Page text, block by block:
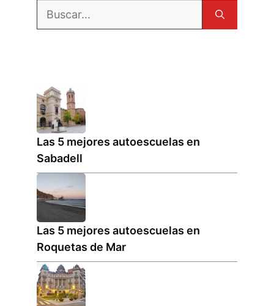
Buscar:
Las 5 mejores autoescuelas en
Sabadell
Las 5 mejores autoescuelas en
Roquetas de Mar